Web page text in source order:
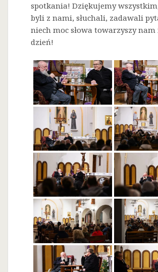
spotkania! Dziękujemy
byli z nami, słuchali, zadawali
niech moc słowa towarzyszy nam
dzień!